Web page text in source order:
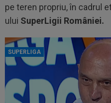
pe teren propriu, în cadrul
ului SuperLigii României.
SUPERLIGA